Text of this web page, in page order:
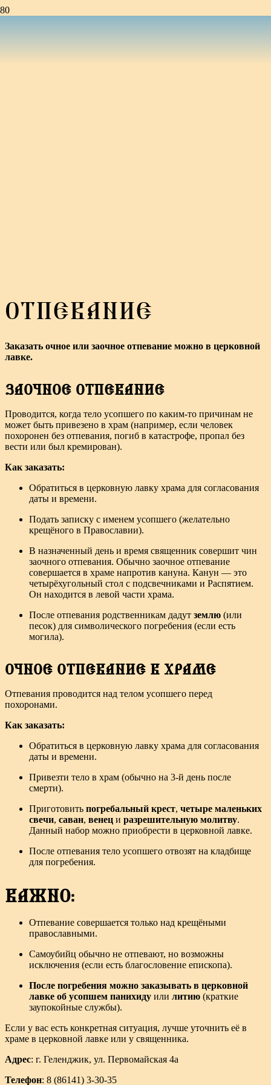
ОТПЕВАНИЕ
Заказать очное или заочное отпевание можно в церковной
лавке.
ЗАОЧНОЕ ОТПЕВАНИЕ
Проводится, когда тело усопшего по каким-то причинам не
может быть привезено в храм (например, если человек
похоронен без отпевания, погиб в катастрофе, пропал без
вести или был кремирован).
Как заказать:
Обратиться в церковную лавку храма для согласования
даты и времени.
Подать записку с именем усопшего (желательно
крещёного в Православии).
В назначенный день и время священник совершит чин
заочного отпевания. Обычно заочное отпевание
совершается в храме напротив кануна. Канун — это
четырёхугольный стол с подсвечниками и Распятием.
Он находится в левой части храма.
После отпевания родственникам дадут землю (или
песок) для символического погребения (если есть
могила).
ОЧНОЕ ОТПЕВАНИЕ В ХРАМЕ
Отпевания проводится над телом усопшего перед
похоронами.
Как заказать:
Обратиться в церковную лавку храма для согласования
даты и времени.
Привезти тело в храм (обычно на 3-й день после
смерти).
Приготовить погребальный крест, четыре маленьких
свечи, саван, венец и разрешительную молитву.
Данный набор можно приобрести в церковной лавке.
После отпевания тело усопшего отвозят на кладбище
для погребения.
ВАЖНО:
Отпевание совершается только над крещёными
православными.
Самоубийц обычно не отпевают, но возможны
исключения (если есть благословение епископа).
После погребения можно заказывать в церковной
лавке об усопшем панихиду или литию (краткие
заупокойные службы).
Если у вас есть конкретная ситуация, лучше уточнить её в
храме в церковной лавке или у священника.
Адрес: г. Геленджик, ул. Первомайская 4а
Телефон: 8 (86141) 3-30-35